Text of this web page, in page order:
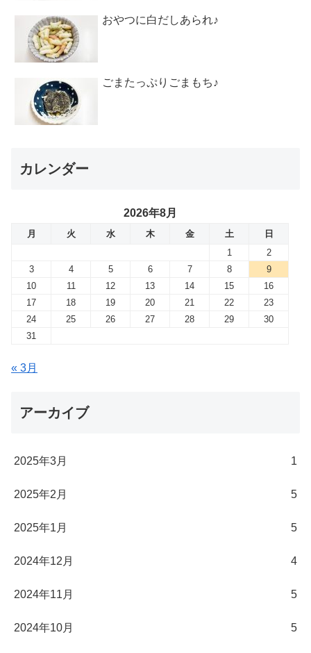
おやつに白だしあられ♪
ごまたっぷりごまもち♪
カレンダー
2026年8月
月 火 水 木 金 土
日
1
2
3
4 5 6 7 8
9
10
11 12 13 14 15
16
17
18 19 20 21 22
23
24
25 26 27 28 29
30
31
« 3月
アーカイブ
2025年3月 1
2025年2月 5
2025年1月 5
2024年12月 4
2024年11月 5
2024年10月 5